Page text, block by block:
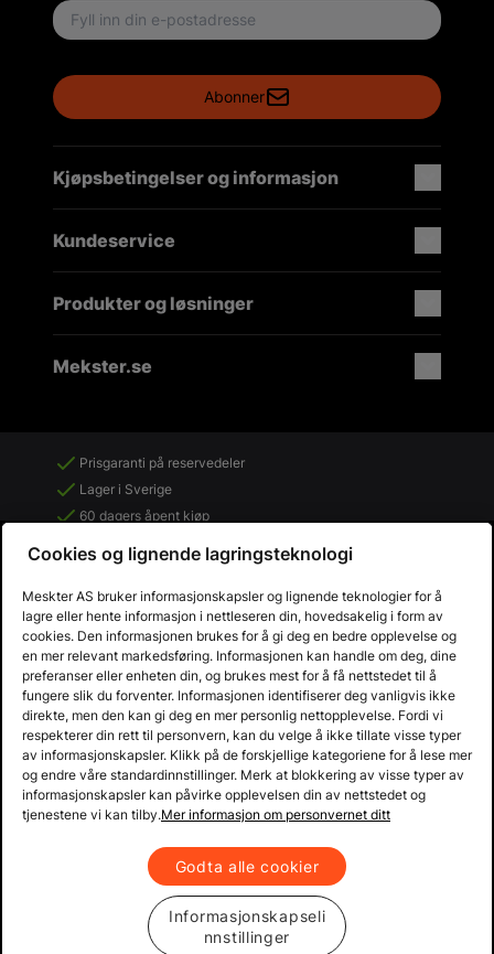
Email address
Abonner
Kjøpsbetingelser og informasjon
Kundeservice
Produkter og løsninger
Mekster.se
Prisgaranti på reservedeler
Lager i Sverige
60 dagers åpent kjøp
Gratis returer
Copyright © 2013 - 2026 Mekster.no
KjøpsvilkårPersonvern
Cookies og lignende lagringsteknologi
Meskter AS bruker informasjonskapsler og lignende teknologier for å
lagre eller hente informasjon i nettleseren din, hovedsakelig i form av
cookies. Den informasjonen brukes for å gi deg en bedre opplevelse og
en mer relevant markedsføring. Informasjonen kan handle om deg, dine
preferanser eller enheten din, og brukes mest for å få nettstedet til å
fungere slik du forventer. Informasjonen identifiserer deg vanligvis ikke
direkte, men den kan gi deg en mer personlig nettopplevelse. Fordi vi
respekterer din rett til personvern, kan du velge å ikke tillate visse typer
av informasjonskapsler. Klikk på de forskjellige kategoriene for å lese mer
og endre våre standardinnstillinger. Merk at blokkering av visse typer av
informasjonskapsler kan påvirke opplevelsen din av nettstedet og
tjenestene vi kan tilby.Mer informasjon om personvernet ditt
Godta alle cookier
Informasjonskapseli
nnstillinger